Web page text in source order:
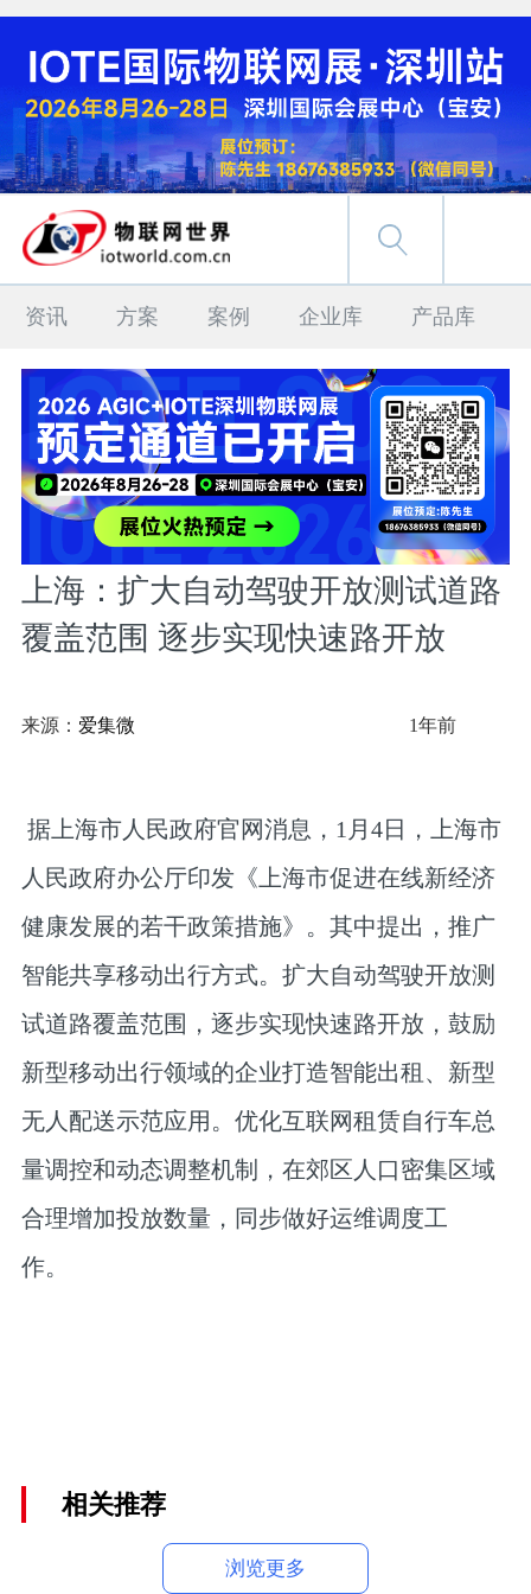
资讯 方案 案例 企业库 产品库
上海：扩大自动驾驶开放测试道路
覆盖范围 逐步实现快速路开放
来源： 爱集微 1年前
据上海市人民政府官网消息，1月4日，上海市
人民政府办公厅印发《上海市促进在线新经济
健康发展的若干政策措施》。其中提出，推广
智能共享移动出行方式。扩大自动驾驶开放测
试道路覆盖范围，逐步实现快速路开放，鼓励
新型移动出行领域的企业打造智能出租、新型
无人配送示范应用。优化互联网租赁自行车总
量调控和动态调整机制，在郊区人口密集区域
合理增加投放数量，同步做好运维调度工
作。
相关推荐
浏览更多